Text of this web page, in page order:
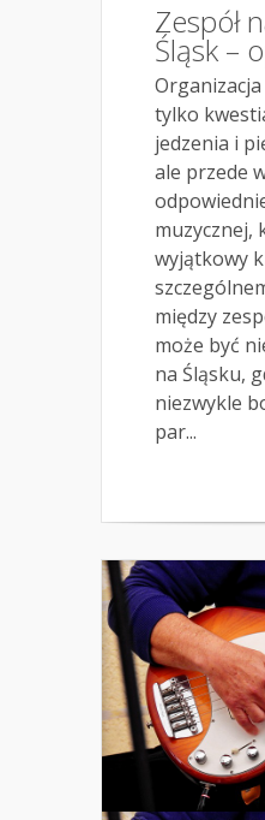
Zespół
Śląsk –
tylko
jedzenia i
ale przede
muzycznej,
wyjątkowy
między
może być
na Śląsku,
niezwykle
par...